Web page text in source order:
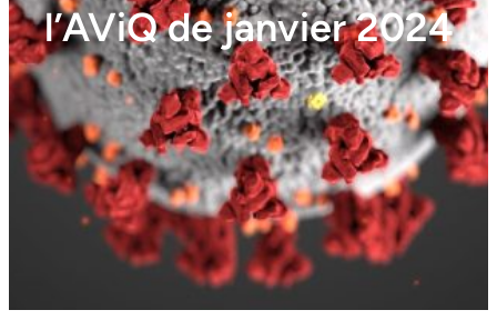
l’AViQ de janvier 2024